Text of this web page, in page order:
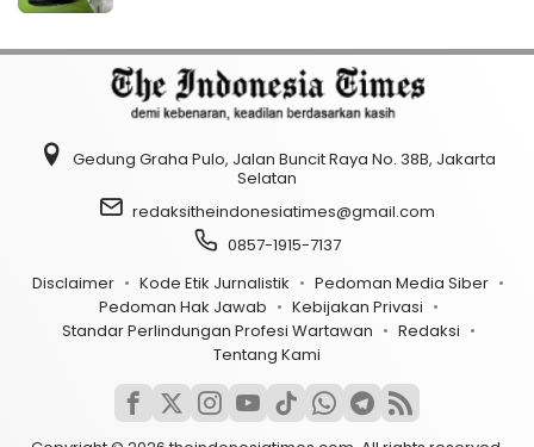
Gedung Graha Pulo, Jalan Buncit Raya No. 38B, Jakarta
Selatan
redaksitheindonesiatimes@gmail.com
0857-1915-7137
Disclaimer
Kode Etik Jurnalistik
Pedoman Media Siber
Pedoman Hak Jawab
Kebijakan Privasi
Standar Perlindungan Profesi Wartawan
Redaksi
Tentang Kami